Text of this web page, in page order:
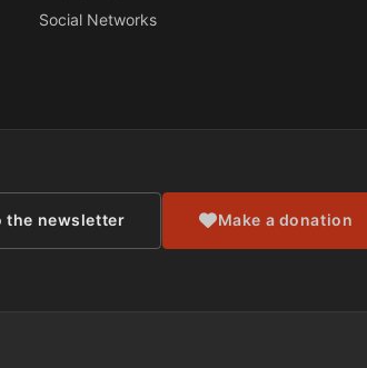
Social Networks
the newsletter Make a donation